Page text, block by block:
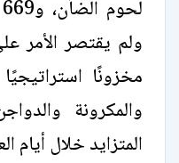
ولم يقتصر الأمر
مخزونًا
والمكرونة
المتزايد خلال أيام